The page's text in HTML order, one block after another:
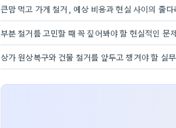
큰맘 먹고 가게 철거, 예상 비용과 현실 사이의 줄다
부분 철거를 고민할 때 꼭 짚어봐야 할 현실적인 문
상가 원상복구와 건물 철거를 앞두고 챙겨야 할 실